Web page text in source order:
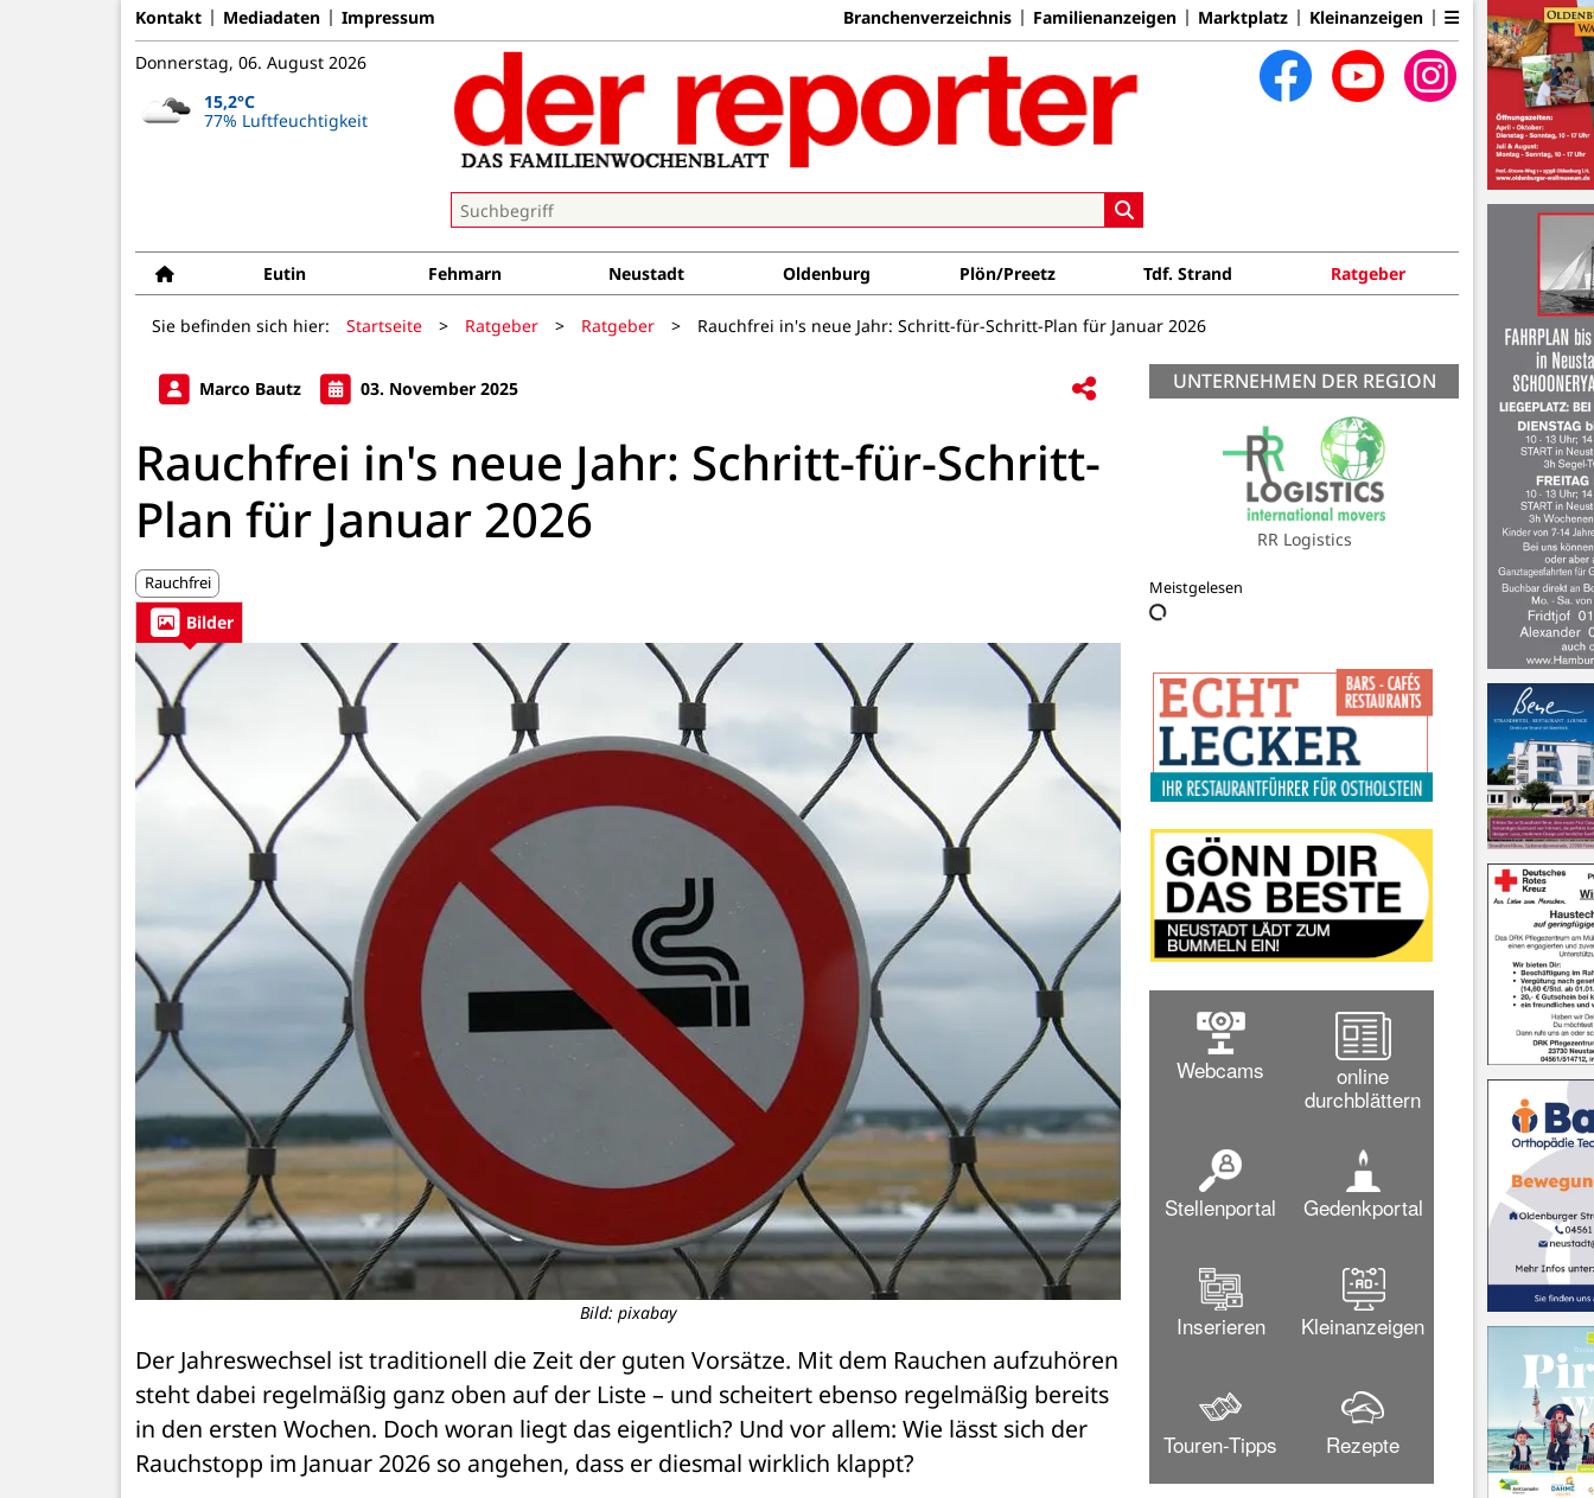
Kontakt Mediadaten Impressum Branchenverzeichnis Familienanzeigen Marktplatz Kleinanzeigen
Donnerstag, 06. August 2026
15,2°C
77% Luftfeuchtigkeit
Eutin Fehmarn Neustadt Oldenburg Plön/Preetz Tdf. Strand Ratgeber
Sie befinden sich hier: Startseite > Ratgeber > Ratgeber > Rauchfrei in's neue Jahr: Schritt-für-Schritt-Plan für Januar 2026
Marco Bautz 03. November 2025
Rauchfrei in's neue Jahr: Schritt-für-Schritt-
Plan für Januar 2026
Rauchfrei
Bilder
Bild: pixabay
Der Jahreswechsel ist traditionell die Zeit der guten Vorsätze. Mit dem Rauchen aufzuhören
steht dabei regelmäßig ganz oben auf der Liste – und scheitert ebenso regelmäßig bereits
in den ersten Wochen. Doch woran liegt das eigentlich? Und vor allem: Wie lässt sich der
Rauchstopp im Januar 2026 so angehen, dass er diesmal wirklich klappt?
UNTERNEHMEN DER REGION
RR Logistics
Meistgelesen
Webcams
online
durchblättern
Stellenportal Gedenkportal
Inserieren Kleinanzeigen
Touren-Tipps Rezepte